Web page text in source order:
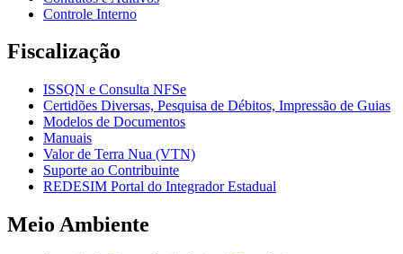
Controle Interno
Fiscalização
ISSQN e Consulta NFSe
Certidões Diversas, Pesquisa de Débitos, Impressão de Guias
Modelos de Documentos
Manuais
Valor de Terra Nua (VTN)
Suporte ao Contribuinte
REDESIM Portal do Integrador Estadual
Meio Ambiente